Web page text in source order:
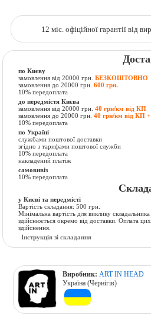
12 міс. офіційної гарантії від
по Києву
замовлення від 20000 грн.БЕЗКОШТОВНО
замовлення до 20000 грн.600 грн.
10% передоплата
до передмістя Києва
замовлення від 20000 грн.40 грн/км від КП
замовлення до 20000 грн.40 грн/км від КП
10% передоплата
по Україні
службами поштової доставки
згідно з тарифами поштової служби
10% передоплата
накладений платіж
самовивіз
10% передоплата
у Києві та передмісті
Вартість складання: 500 грн.
Мінімальна вартість для виклику
здійснюється окремо від доставки. Оплата
здійснення.
Інструкція зі складання
Виробник: ART IN HEAD
Україна (Чернігів)